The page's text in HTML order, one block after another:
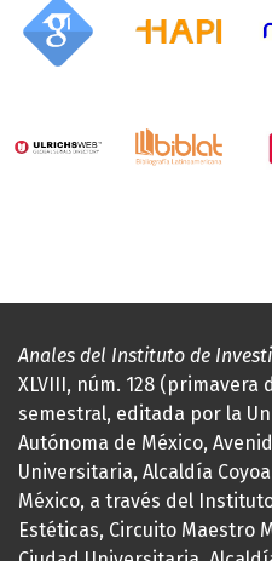
Anales del Instituto de
XLVIII, núm. 128 (primavera
semestral, editada por la
Autónoma de México,
Universitaria, Alcaldía
México, a través del
Estéticas, Circuito Maestro